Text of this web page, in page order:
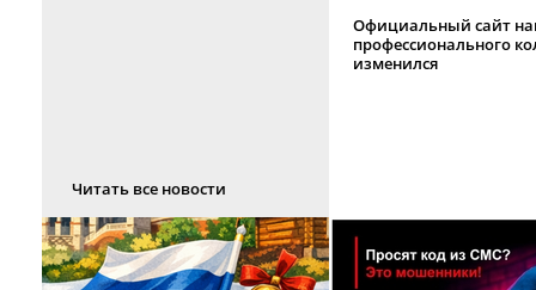
Читать все новости
Официальный сайт
профессионального
изменился